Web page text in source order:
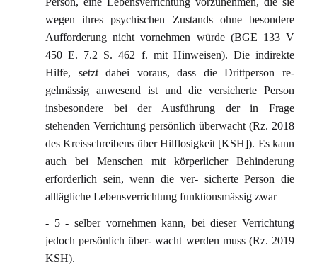
wegen ihres psychischen Zustands ohne besondere
Aufforderung nicht vornehmen würde (BGE 133 V
450 E. 7.2 S. 462 f. mit Hinweisen). Die indirekte
Hilfe, setzt dabei voraus, dass die Drittperson re-
gelmässig anwesend ist und die versicherte Person
insbesondere bei der Ausführung der in Frage
stehenden Verrichtung persönlich überwacht (Rz. 2018
des Kreisschreibens über Hilflosigkeit [KSH]). Es kann
auch bei Menschen mit körperlicher Behinderung
erforderlich sein, wenn die ver- sicherte Person die
alltägliche Lebensverrichtung funktionsmässig zwar
- 5 - selber vornehmen kann, bei dieser Verrichtung
jedoch persönlich über- wacht werden muss (Rz. 2019
KSH).